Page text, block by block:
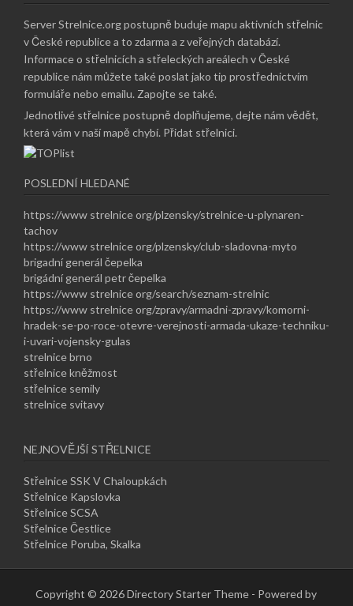
Server Strelnice.org postupně buduje mapu aktivních střelnic
v České republice a to zdarma a z veřejných databází.
Informace o střelnicích a střeleckých areálech v České
republice nám můžete také poslat jako tip prostřednictvím
formuláře nebo emailu.Zapojte se také.
Jednotlivé střelnice postupně doplňujeme, dejte nám vědět,
která vám v naší mapě chybí. Přidat střelnici.
POSLEDNÍ HLEDANÉ
https://www strelnice org/plzensky/strelnice-u-plynaren-
tachov
https://www strelnice org/plzensky/club-sladovna-myto
brigadní generál čepelka
brigádní generál petr čepelka
https://www strelnice org/search/seznam-strelnic
https://www strelnice org/zpravy/armadni-zpravy/komorni-
hradek-se-po-roce-otevre-verejnosti-armada-ukaze-techniku-
i-uvari-vojensky-gulas
strelnice brno
střelnice kněžmost
střelnice semily
strelnice svitavy
NEJNOVĚJŠÍ STŘELNICE
Střelnice SSK V Chaloupkách
Střelnice Kapslovka
Střelnice SCSA
Střelnice Čestlice
Střelnice Poruba, Skalka
Copyright © 2026 Directory Starter Theme - Powered by